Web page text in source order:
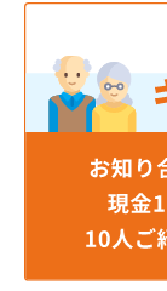
株式会社小
株式会社松
株式会社松
株式会社松
株式会社松
株式会社松
株式会社松
株式会社松友
株式会社新